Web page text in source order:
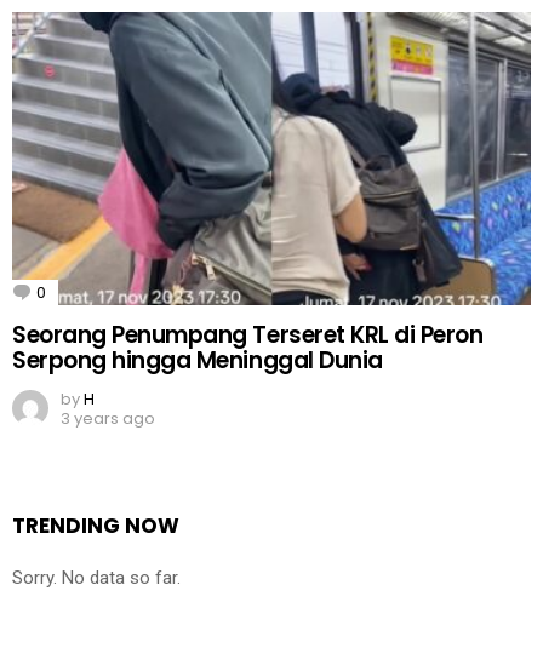
0 Comments
Seorang Penumpang Terseret KRL di Peron
Serpong hingga Meninggal Dunia
byH
3 years ago
TRENDING NOW
Sorry. No data so far.